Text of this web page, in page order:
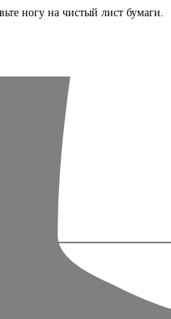
ногу на чистый лист бумаги.